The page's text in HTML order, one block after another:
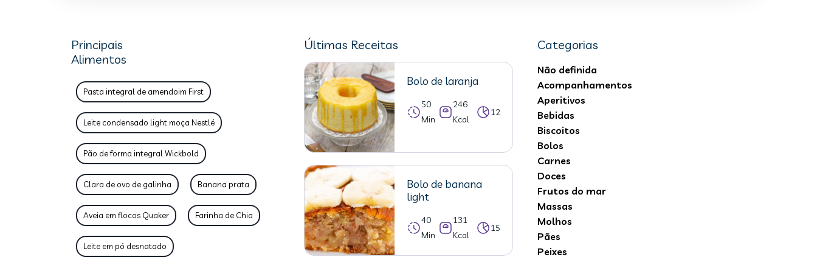
Principais
Alimentos
Pasta integral de amendoim First
Leite condensado light moça Nestlé
Pão de forma integral Wickbold
Clara de ovo de galinha Banana prata
Aveia em flocos Quaker Farinha de Chia
Leite em pó desnatado
Últimas Receitas
Bolo de laranja
50
Min
246
Kcal
12
Bolo de banana
light
40
Min
131
Kcal
15
Categorias
Não definida
Acompanhamentos
Aperitivos
Bebidas
Biscoitos
Bolos
Carnes
Doces
Frutos do mar
Massas
Molhos
Pães
Peixes